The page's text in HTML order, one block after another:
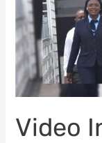
Video
Secil
Marítima
SA